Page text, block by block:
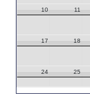
10 11
17 18
24 25